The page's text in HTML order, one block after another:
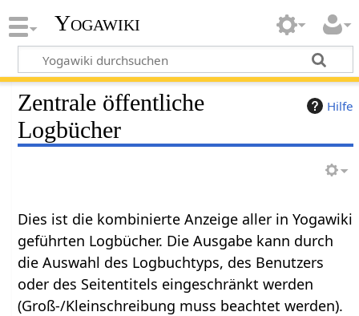
Yogawiki
Hilfe
Zentrale öffentliche
Logbücher
Dies ist die kombinierte Anzeige aller in Yogawiki
geführten Logbücher. Die Ausgabe kann durch
die Auswahl des Logbuchtyps, des Benutzers
oder des Seitentitels eingeschränkt werden
(Groß-/Kleinschreibung muss beachtet werden).